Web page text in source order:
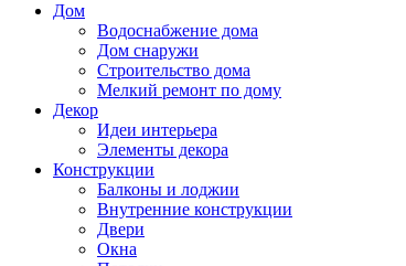
Дом
Водоснабжение дома
Дом снаружи
Строительство дома
Мелкий ремонт по дому
Декор
Идеи интерьера
Элементы декора
Конструкции
Балконы и лоджии
Внутренние конструкции
Двери
Окна